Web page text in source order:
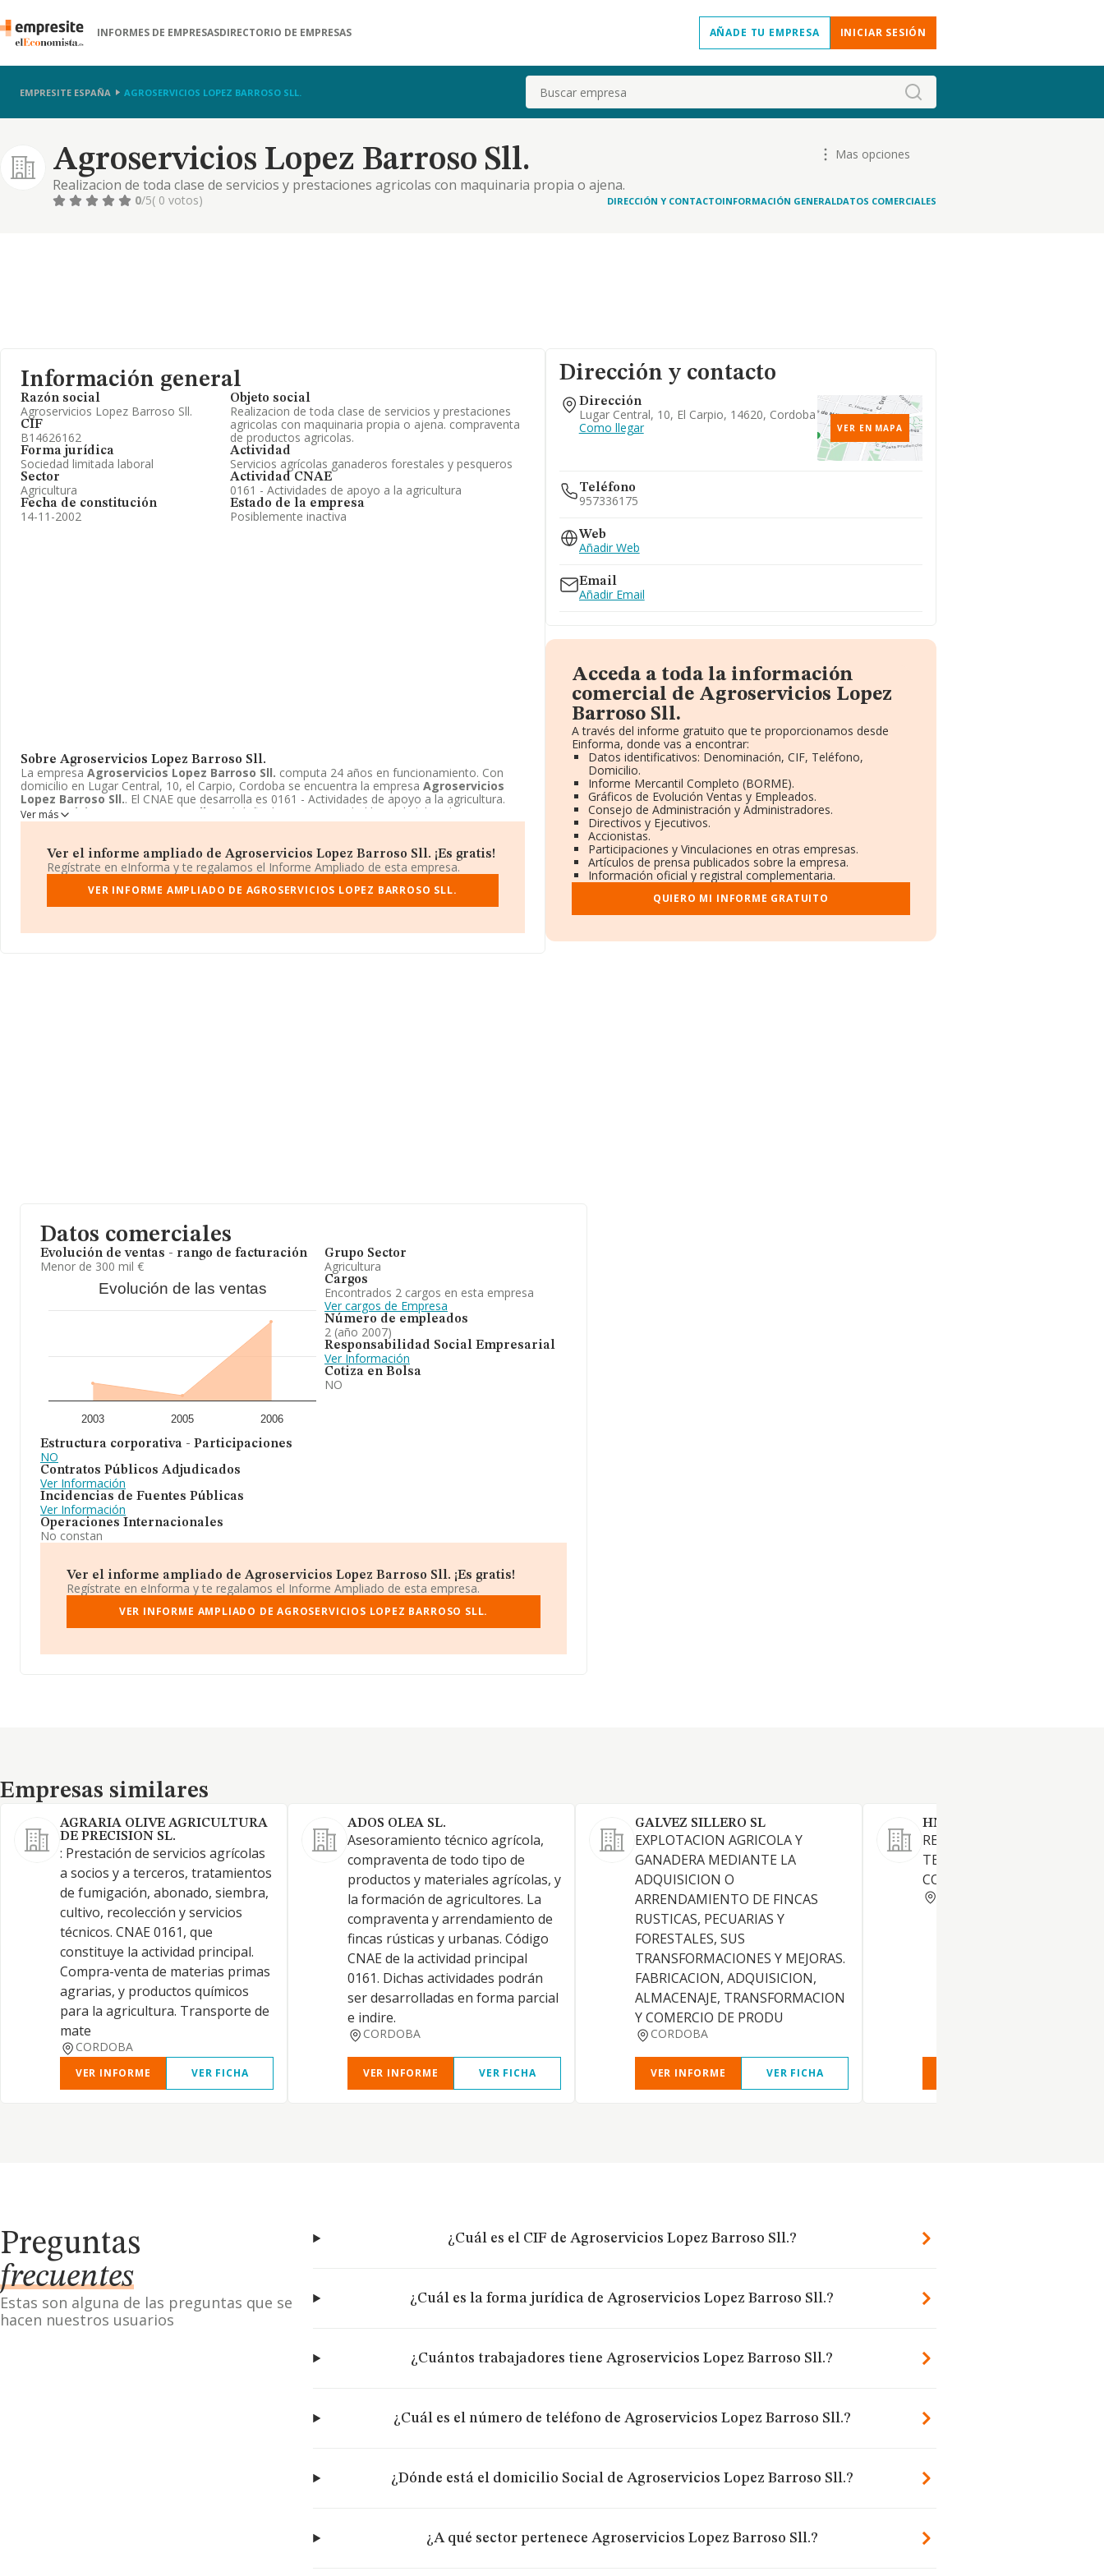
INFORMES DE EMPRESASDIRECTORIO DE EMPRESAS AÑADE TU EMPRESA INICIAR SESIÓN
EMPRESITE ESPAÑA AGROSERVICIOS LOPEZ BARROSO SLL. Buscar
Agroservicios Lopez Barroso Sll.
Realizacion de toda clase de servicios y prestaciones agricolas con maquinaria propia o ajena.
compraventa de productos agricolas.
Mas opciones
0/5( 0 votos) DIRECCIÓN Y CONTACTOINFORMACIÓN GENERALDATOS COMERCIALES
Información general
Razón social
Agroservicios Lopez Barroso Sll.
CIF
B14626162
Forma jurídica
Sociedad limitada laboral
Sector
Agricultura
Fecha de constitución
14-11-2002
Objeto social
Realizacion de toda clase de servicios y prestaciones
agricolas con maquinaria propia o ajena. compraventa
de productos agricolas.
Actividad
Servicios agrícolas ganaderos forestales y pesqueros
Actividad CNAE
0161 - Actividades de apoyo a la agricultura
Estado de la empresa
Posiblemente inactiva
Sobre Agroservicios Lopez Barroso Sll.
La empresa Agroservicios Lopez Barroso Sll. computa 24 años en funcionamiento. Con
domicilio en Lugar Central, 10, el Carpio, Cordoba se encuentra la empresa Agroservicios
Lopez Barroso Sll.. El CNAE que desarrolla es 0161 - Actividades de apoyo a la agricultura.
Agroservicios Lopez Barroso Sll.
está definida como Sociedad limitada laboral. Sus ventas
se elevan a Menor de 300 mil €.
Ver más
Ver el informe ampliado de Agroservicios Lopez Barroso Sll. ¡Es gratis!
Regístrate en eInforma y te regalamos el Informe Ampliado de esta empresa.
VER INFORME AMPLIADO DE AGROSERVICIOS LOPEZ BARROSO SLL.
Dirección y contacto
Dirección
Lugar Central, 10, El Carpio, 14620, Cordoba
Como llegar
VER EN MAPA
Teléfono
957336175
Web
Añadir Web
Email
Añadir Email
Acceda a toda la información
comercial de Agroservicios Lopez
Barroso Sll.
A través del informe gratuito que te proporcionamos desde
Einforma, donde vas a encontrar:
Datos identificativos: Denominación, CIF, Teléfono,
Domicilio.
Informe Mercantil Completo (BORME).
Gráficos de Evolución Ventas y Empleados.
Consejo de Administración y Administradores.
Directivos y Ejecutivos.
Accionistas.
Participaciones y Vinculaciones en otras empresas.
Artículos de prensa publicados sobre la empresa.
Información oficial y registral complementaria.
QUIERO MI INFORME GRATUITO
Datos comerciales
Evolución de ventas - rango de facturación
Menor de 300 mil €
Evolución de las ventas
2003 2005 2006
Estructura corporativa - Participaciones
NO
Contratos Públicos Adjudicados
Ver Información
Incidencias de Fuentes Públicas
Ver Información
Operaciones Internacionales
No constan
Grupo Sector
Agricultura
Cargos
Encontrados 2 cargos en esta empresa
Ver cargos de Empresa
Número de empleados
2 (año 2007)
Responsabilidad Social Empresarial
Ver Información
Cotiza en Bolsa
NO
Ver el informe ampliado de Agroservicios Lopez Barroso Sll. ¡Es gratis!
Regístrate en eInforma y te regalamos el Informe Ampliado de esta empresa.
VER INFORME AMPLIADO DE AGROSERVICIOS LOPEZ BARROSO SLL.
Empresas similares
Empresas similares
AGRARIA OLIVE AGRICULTURA
DE PRECISION SL.
: Prestación de servicios agrícolas
a socios y a terceros, tratamientos
de fumigación, abonado, siembra,
cultivo, recolección y servicios
técnicos. CNAE 0161, que
constituye la actividad principal.
Compra-venta de materias primas
agrarias, y productos químicos
para la agricultura. Transporte de
mate
CORDOBA
VER INFORME VER FICHA
ADOS OLEA SL.
Asesoramiento técnico agrícola,
compraventa de todo tipo de
productos y materiales agrícolas, y
la formación de agricultores. La
compraventa y arrendamiento de
fincas rústicas y urbanas. Código
CNAE de la actividad principal
0161. Dichas actividades podrán
ser desarrolladas en forma parcial
e indire.
CORDOBA
VER INFORME VER FICHA
GALVEZ SILLERO SL
EXPLOTACION AGRICOLA Y
GANADERA MEDIANTE LA
ADQUISICION O
ARRENDAMIENTO DE FINCAS
RUSTICAS, PECUARIAS Y
FORESTALES, SUS
TRANSFORMACIONES Y MEJORAS.
FABRICACION, ADQUISICION,
ALMACENAJE, TRANSFORMACION
Y COMERCIO DE PRODU
CORDOBA
VER INFORME VER FICHA
HNOS CAMARA CRESPO SL
REALIZACION DE TRABAJOS
TERCEROS CON MAQUINAS
COSECHADORAS.
Preguntas
frecuentes
Estas son alguna de las preguntas que se
hacen nuestros usuarios
¿Cuál es el CIF de Agroservicios Lopez Barroso Sll.?
¿Cuál es la forma jurídica de Agroservicios Lopez Barroso Sll.?
¿Cuántos trabajadores tiene Agroservicios Lopez Barroso Sll.?
¿Cuál es el número de teléfono de Agroservicios Lopez Barroso Sll.?
¿Dónde está el domicilio Social de Agroservicios Lopez Barroso Sll.?
¿A qué sector pertenece Agroservicios Lopez Barroso Sll.?